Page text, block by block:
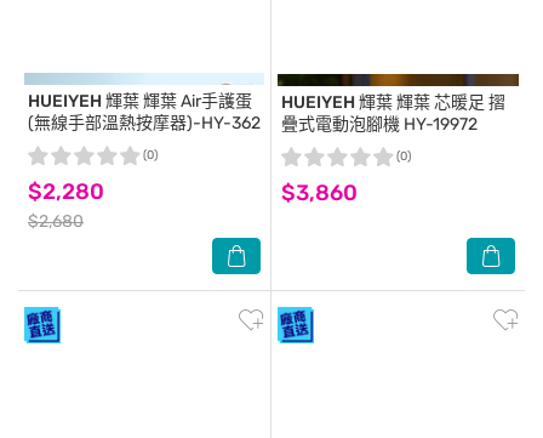
HUEIYEH 輝葉輝葉 Air手護蛋
(無線手部溫熱按摩器)-HY-362
$2,280
$2,680
(0)
HUEIYEH 輝葉輝葉 芯暖足 摺
疊式電動泡腳機 HY-19972
$3,860
(0)